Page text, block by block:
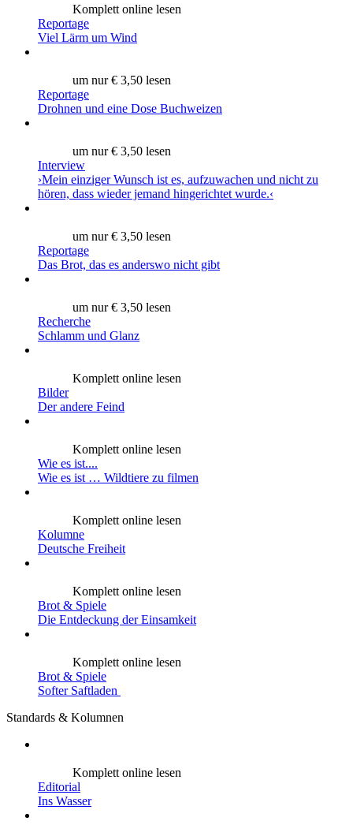
Komplett online lesen
Reportage
Viel Lärm um Wind
um nur € 3,50 lesen
Reportage
Drohnen und eine Dose Buchweizen
um nur € 3,50 lesen
Interview
›Mein einziger Wunsch ist es, aufzuwachen und nicht zu
hören, dass wieder jemand hingerichtet wurde.‹
um nur € 3,50 lesen
Reportage
Das Brot, das es anderswo nicht gibt
um nur € 3,50 lesen
Recherche
Schlamm und Glanz
Komplett online lesen
Bilder
Der andere Feind
Komplett online lesen
Wie es ist....
Wie es ist … Wildtiere zu filmen
Komplett online lesen
Kolumne
Deutsche Freiheit
Komplett online lesen
Brot & Spiele
Die Entdeckung der Einsamkeit
Komplett online lesen
Brot & Spiele
Softer Saftladen
Standards & Kolumnen
Komplett online lesen
Editorial
Ins Wasser